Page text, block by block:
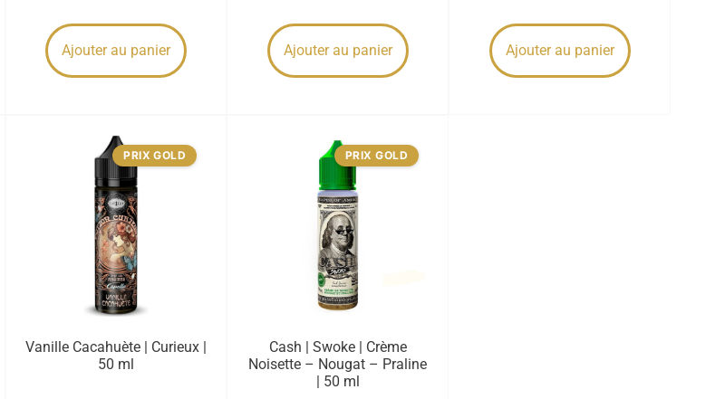
Ajouter au panier Ajouter au panier Ajouter au panier
PRIX GOLD
Vanille Cacahuète | Curieux |
50 ml
PRIX GOLD
Cash | Swoke | Crème
Noisette – Nougat – Praline
| 50 ml